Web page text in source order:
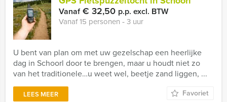
Vanaf€ 32,50 p.p. excl. BTW
Vanaf 15 personen ‐ 3 uur
U bent van plan om met uw gezelschap een heerlijke
dag in Schoorl door te brengen, maar u houdt niet zo
van het traditionele…u weet wel, beetje zand liggen, ...
LEES MEER Favoriet